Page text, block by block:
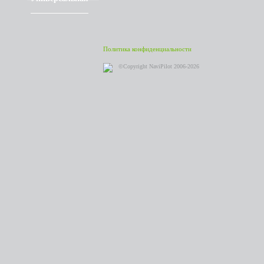
Политика конфиденциальности
©Copyright NaviPilot 2006-2026